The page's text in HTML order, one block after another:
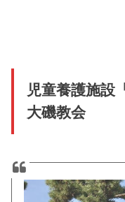
児童養護施設
大磯教会